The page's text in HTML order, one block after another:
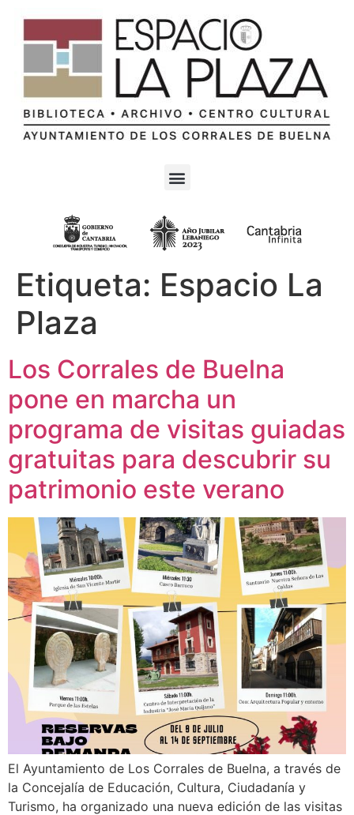
Etiqueta: Espacio La
Plaza
Los Corrales de Buelna
pone en marcha un
programa de visitas guiadas
gratuitas para descubrir su
patrimonio este verano
El Ayuntamiento de Los Corrales de Buelna, a través de
la Concejalía de Educación, Cultura, Ciudadanía y
Turismo, ha organizado una nueva edición de las visitas